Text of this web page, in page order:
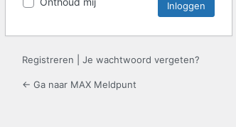
Registreren Je wachtwoord vergeten?
← Ga naar MAX Meldpunt